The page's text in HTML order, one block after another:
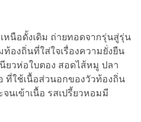
หนือดั้งเดิม ถ่ายทอดจากรุ่นสู่รุ่น
องถิ่นที่ใส่ใจเรื่องความยั่งยืน
ยวห่อใบตอง สอดไส้หมู ปลา
ที่ใช้เนื้อส่วนอกของวัวท้องถิ่น
จนเข้าเนื้อ รสเปรี้ยวหอมมี